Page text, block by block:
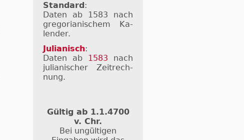
Standard :
Daten ab 1583 nach
gre­go­ri­a­ni­schem Ka­
len­der.
Julianisch:
Daten ab 1583 nach
ju­li­a­ni­scher Zeit­rech­
nung.
Gültig ab 1.1.4700
v. Chr.
Bei ungültigen